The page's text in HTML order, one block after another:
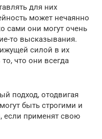
для них
может нечаянно
сами они могут очень
то высказывания.
силой в их
что они всегда
подход, отодвигая
быть строгими и
если применят свою